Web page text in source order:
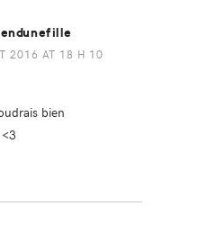
2016 AT 18 H 10
bien